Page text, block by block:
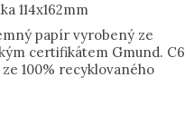
114x162mm
papír vyrobený ze
certifikátem Gmund. C6
100% recyklovaného